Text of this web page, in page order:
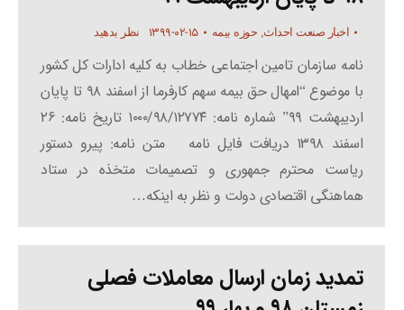
اخبار صنعت احداث, حوزه بیمه ۱۳۹۹-۰۲-۱۵ نظر بدهید
نامه سازمان تامین اجتماعی خطاب به کلیه ادارات کل کشور
با موضوع “امهال حق بیمه سهم کارفرما از اسفند ۹۸ تا پایان
اردیبهشت ۹۹” شماره نامه: ۱۰۰۰/۹۸/۱۲۷۷۴ تاریخ نامه: ۲۶
اسفند ۱۳۹۸ دریافت فایل نامه متن نامه: پیرو دستور
ریاست محترم جمهوری و تصمیمات متخذه در ستاد
هماهنگی اقتصادی دولت و نظر به اینکه…
تمدید زمان ارسال معاملات فصلی